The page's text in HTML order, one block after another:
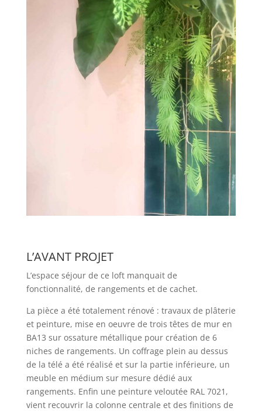
L’AVANT PROJET
L’espace séjour de ce loft manquait de
fonctionnalité, de rangements et de cachet.
La pièce a été totalement rénové : travaux de plâterie
et peinture, mise en oeuvre de trois têtes de mur en
BA13 sur ossature métallique pour création de 6
niches de rangements. Un coffrage plein au dessus
de la télé a été réalisé et sur la partie inférieure, un
meuble en médium sur mesure dédié aux
rangements. Enfin une peinture veloutée RAL 7021,
vient recouvrir la colonne centrale et des finitions de